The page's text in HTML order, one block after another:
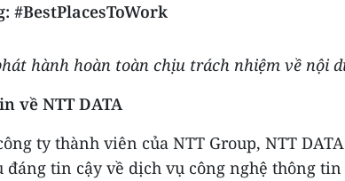
#BestPlacesToWork
hành hoàn toàn chịu trách nhiệm về nội
về NTT DATA
ty thành viên của NTT Group, NTT
đáng tin cậy về dịch vụ công nghệ thông